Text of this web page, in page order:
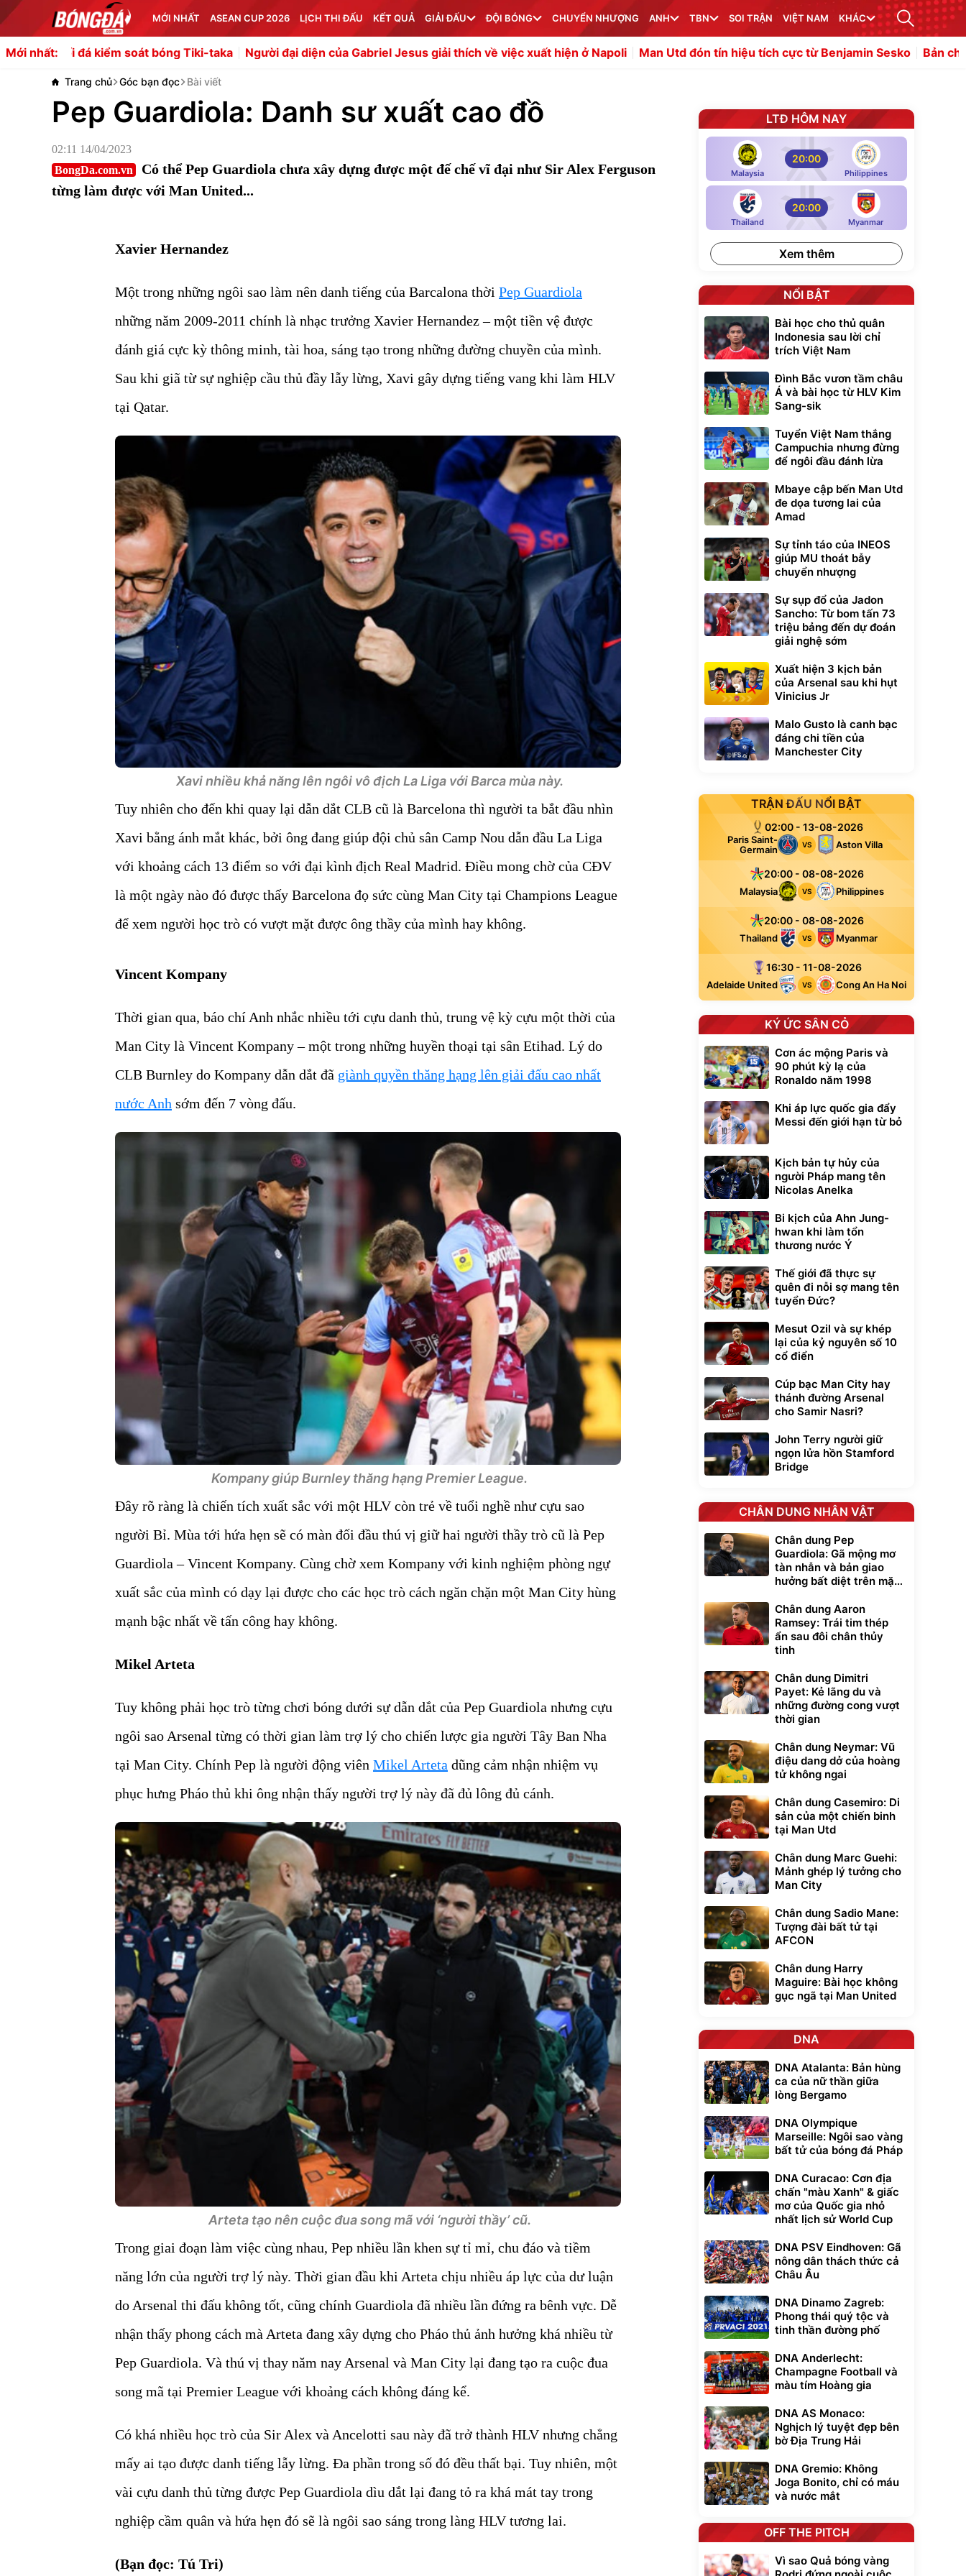
MỚI NHẤT ASEAN CUP 2026 LỊCH THI ĐẤU KẾT QUẢ GIẢI ĐẤU ĐỘI BÓNG CHUYỂN NHƯỢNG ANH TBN SOI TRẬN VIỆT NAM KHÁC
Mới nhất:
kiểm soát bóng Tiki-taka Người đại diện của Gabriel Jesus giải thích về việc xuất hiện ở Napoli Man Utd đón tín hiệu tích cực từ Benjamin Sesko Bản chất chiến thuật
Trang chủ Góc bạn đọc Bài viết
Pep Guardiola: Danh sư xuất cao đồ
02:11 14/04/2023
BongDa.com.vn
Có thể Pep Guardiola chưa xây dựng được một đế chế vĩ đại như Sir Alex Ferguson
từng làm được với Man United...
Xavier Hernandez
Một trong những ngôi sao làm nên danh tiếng của Barcalona thời Pep Guardiola
những năm 2009-2011 chính là nhạc trưởng Xavier Hernandez – một tiền vệ được
đánh giá cực kỳ thông minh, tài hoa, sáng tạo trong những đường chuyền của mình.
Sau khi giã từ sự nghiệp cầu thủ đầy lẫy lừng, Xavi gây dựng tiếng vang khi làm HLV
tại Qatar.
Xavi nhiều khả năng lên ngôi vô địch La Liga với Barca mùa này.
Tuy nhiên cho đến khi quay lại dẫn dắt CLB cũ là Barcelona thì người ta bắt đầu nhìn
Xavi bằng ánh mắt khác, bởi ông đang giúp đội chủ sân Camp Nou dẫn đầu La Liga
với khoảng cách 13 điểm so với đại kình địch Real Madrid. Điều mong chờ của CĐV
là một ngày nào đó được thấy Barcelona đọ sức cùng Man City tại Champions League
để xem người học trò có vượt mặt được ông thầy của mình hay không.
Vincent Kompany
Thời gian qua, báo chí Anh nhắc nhiều tới cựu danh thủ, trung vệ kỳ cựu một thời của
Man City là Vincent Kompany – một trong những huyền thoại tại sân Etihad. Lý do
CLB Burnley do Kompany dẫn dắt đã giành quyền thăng hạng lên giải đấu cao nhất
nước Anh sớm đến 7 vòng đấu.
Kompany giúp Burnley thăng hạng Premier League.
Đây rõ ràng là chiến tích xuất sắc với một HLV còn trẻ về tuổi nghề như cựu sao
người Bỉ. Mùa tới hứa hẹn sẽ có màn đối đầu thú vị giữ hai người thầy trò cũ là Pep
Guardiola – Vincent Kompany. Cùng chờ xem Kompany với kinh nghiệm phòng ngự
xuất sắc của mình có dạy lại được cho các học trò cách ngăn chặn một Man City hùng
mạnh bậc nhất về tấn công hay không.
Mikel Arteta
Tuy không phải học trò từng chơi bóng dưới sự dẫn dắt của Pep Guardiola nhưng cựu
ngôi sao Arsenal từng có thời gian làm trợ lý cho chiến lược gia người Tây Ban Nha
tại Man City. Chính Pep là người động viên Mikel Arteta dũng cảm nhận nhiệm vụ
phục hưng Pháo thủ khi ông nhận thấy người trợ lý này đã đủ lông đủ cánh.
Arteta tạo nên cuộc đua song mã với ‘người thầy’ cũ.
Trong giai đoạn làm việc cùng nhau, Pep nhiều lần khen sự tỉ mỉ, chu đáo và tiềm
năng lớn của người trợ lý này. Thời gian đầu khi Arteta chịu nhiều áp lực của dư luận
do Arsenal thi đấu không tốt, cũng chính Guardiola đã nhiều lần đứng ra bênh vực. Dễ
nhận thấy phong cách mà Arteta đang xây dựng cho Pháo thủ ảnh hưởng khá nhiều từ
Pep Guardiola. Và thú vị thay năm nay Arsenal và Man City lại đang tạo ra cuộc đua
song mã tại Premier League với khoảng cách không đáng kể.
Có khá nhiều học trò của Sir Alex và Ancelotti sau này đã trở thành HLV nhưng chẳng
mấy ai tạo được danh tiếng lẫy lừng. Đa phần trong số đó đều thất bại. Tuy nhiên, một
vài cựu danh thủ từng được Pep Guardiola dìu dắt lại đang tỏ ra khá mát tay trong
nghiệp cầm quân và hứa hẹn đó sẽ là ngôi sao sáng trong làng HLV tương lai.
(Bạn đọc: Tú Tri)
LTĐ HÔM NAY
Malaysia
20:00
Philippines
Thailand
20:00
Myanmar
Xem thêm
NỔI BẬT
Bài học cho thủ quân
Indonesia sau lời chỉ
trích Việt Nam
Đình Bắc vươn tầm châu
Á và bài học từ HLV Kim
Sang-sik
Tuyển Việt Nam thắng
Campuchia nhưng đừng
để ngôi đầu đánh lừa
Mbaye cập bến Man Utd
đe dọa tương lai của
Amad
Sự tỉnh táo của INEOS
giúp MU thoát bẫy
chuyển nhượng
Sự sụp đổ của Jadon
Sancho: Từ bom tấn 73
triệu bảng đến dự đoán
giải nghệ sớm
Xuất hiện 3 kịch bản
của Arsenal sau khi hụt
Vinicius Jr
Malo Gusto là canh bạc
đáng chi tiền của
Manchester City
TRẬN ĐẤU NỔI BẬT
02:00 - 13-08-2026
Paris Saint-
Germain
VS Aston Villa
20:00 - 08-08-2026
Malaysia VS Philippines
20:00 - 08-08-2026
Thailand VS Myanmar
16:30 - 11-08-2026
Adelaide United VS Cong An Ha Noi
KÝ ỨC SÂN CỎ
Cơn ác mộng Paris và
90 phút kỳ lạ của
Ronaldo năm 1998
Khi áp lực quốc gia đẩy
Messi đến giới hạn từ bỏ
Kịch bản tự hủy của
người Pháp mang tên
Nicolas Anelka
Bi kịch của Ahn Jung-
hwan khi làm tổn
thương nước Ý
Thế giới đã thực sự
quên đi nỗi sợ mang tên
tuyển Đức?
Mesut Ozil và sự khép
lại của kỷ nguyên số 10
cổ điển
Cúp bạc Man City hay
thánh đường Arsenal
cho Samir Nasri?
John Terry người giữ
ngọn lửa hồn Stamford
Bridge
CHÂN DUNG NHÂN VẬT
Chân dung Pep
Guardiola: Gã mộng mơ
tàn nhẫn và bản giao
hưởng bất diệt trên mặt
Chân dung Aaron
Ramsey: Trái tim thép
ẩn sau đôi chân thủy
tinh
Chân dung Dimitri
Payet: Kẻ lãng du và
những đường cong vượt
thời gian
Chân dung Neymar: Vũ
điệu dang dở của hoàng
tử không ngai
Chân dung Casemiro: Di
sản của một chiến binh
tại Man Utd
Chân dung Marc Guehi:
Mảnh ghép lý tưởng cho
Man City
Chân dung Sadio Mane:
Tượng đài bất tử tại
AFCON
Chân dung Harry
Maguire: Bài học không
gục ngã tại Man United
DNA
DNA Atalanta: Bản hùng
ca của nữ thần giữa
lòng Bergamo
DNA Olympique
Marseille: Ngôi sao vàng
bất tử của bóng đá Pháp
DNA Curacao: Cơn địa
chấn "màu Xanh" & giấc
mơ của Quốc gia nhỏ
nhất lịch sử World Cup
DNA PSV Eindhoven: Gã
nông dân thách thức cả
Châu Âu
DNA Dinamo Zagreb:
Phong thái quý tộc và
tinh thần đường phố
DNA Anderlecht:
Champagne Football và
màu tím Hoàng gia
DNA AS Monaco:
Nghịch lý tuyệt đẹp bên
bờ Địa Trung Hải
DNA Gremio: Không
Joga Bonito, chỉ có máu
và nước mắt
OFF THE PITCH
Vì sao Quả bóng vàng